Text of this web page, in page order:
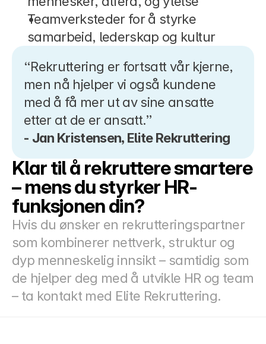
Teamverksteder for å styrke
samarbeid, lederskap og kultur
“Rekruttering er fortsatt vår kjerne,
men nå hjelper vi også kundene
med å få mer ut av sine ansatte
etter at de er ansatt.”
- Jan Kristensen, Elite Rekruttering
Klar til å rekruttere smartere
– mens du styrker HR-
funksjonen din?
Hvis du ønsker en rekrutteringspartner
som kombinerer nettverk, struktur og
dyp menneskelig innsikt – samtidig som
de hjelper deg med å utvikle HR og team
– ta kontakt med Elite Rekruttering.